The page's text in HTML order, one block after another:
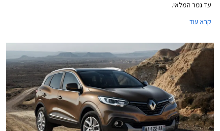
עד גמר המלאי.
קרא עוד